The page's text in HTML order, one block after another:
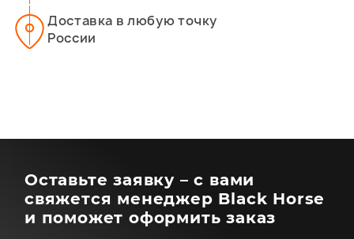
Доставка в любую точку
России
Оставьте заявку – с вами
свяжется менеджер Black Horse
и поможет оформить заказ